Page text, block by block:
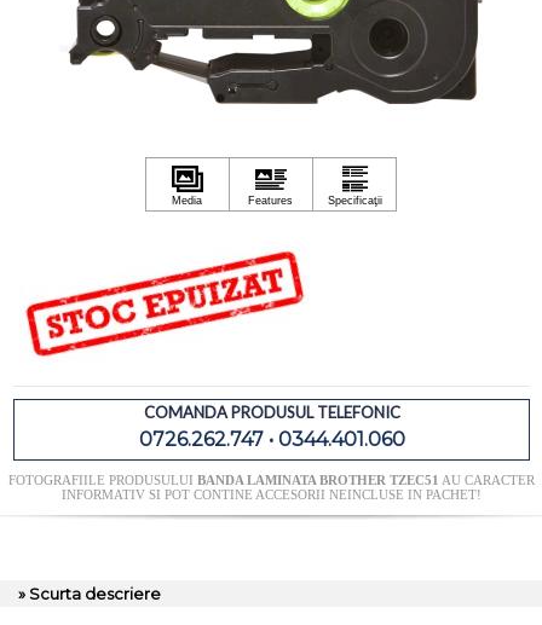
COMANDA PRODUSUL TELEFONIC
0726.262.747 • 0344.401.060
FOTOGRAFIILE PRODUSULUI BANDA LAMINATA BROTHER TZEC51 AU CARACTER
INFORMATIV SI POT CONTINE ACCESORII NEINCLUSE IN PACHET!
» Scurta descriere